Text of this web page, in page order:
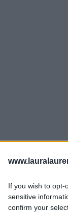
If you wish to
sensitive
confirm your